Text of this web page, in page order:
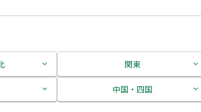
関東
茨城県
中国・四国